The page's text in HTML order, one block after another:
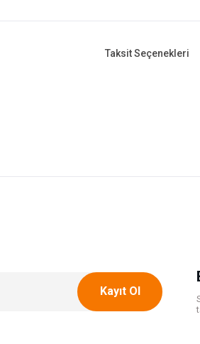
Taksit Seçenekleri
öneri formunu kullanarak tarafımıza
Kayıt Ol